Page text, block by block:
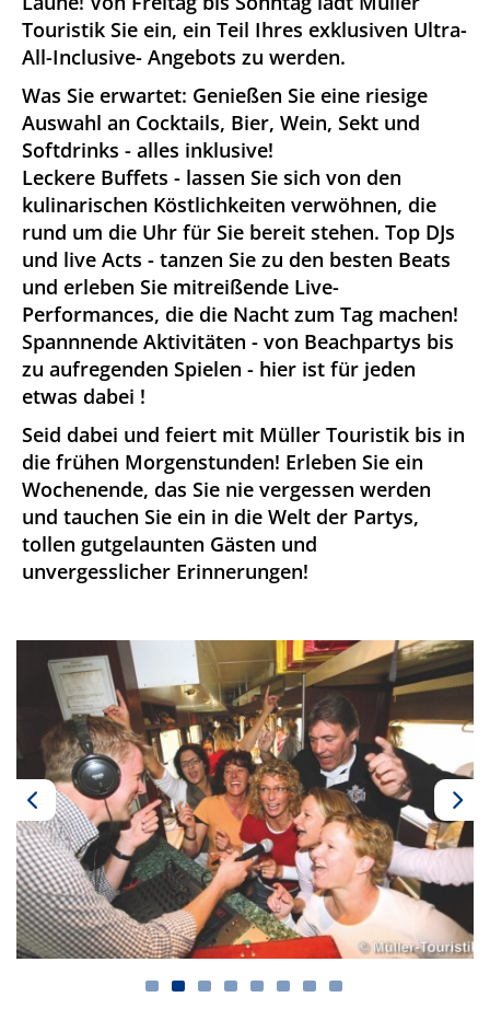
Touristik Sie ein, ein Teil Ihres exklusiven Ultra-
All-Inclusive- Angebots zu werden.
Was Sie erwartet: Genießen Sie eine riesige
Auswahl an Cocktails, Bier, Wein, Sekt und
Softdrinks - alles inklusive!
Leckere Buffets - lassen Sie sich von den
kulinarischen Köstlichkeiten verwöhnen, die
rund um die Uhr für Sie bereit stehen. Top DJs
und live Acts - tanzen Sie zu den besten Beats
und erleben Sie mitreißende Live-
Performances, die die Nacht zum Tag machen!
Spannnende Aktivitäten - von Beachpartys bis
zu aufregenden Spielen - hier ist für jeden
etwas dabei !
Seid dabei und feiert mit Müller Touristik bis in
die frühen Morgenstunden! Erleben Sie ein
Wochenende, das Sie nie vergessen werden
und tauchen Sie ein in die Welt der Partys,
tollen gutgelaunten Gästen und
unvergesslicher Erinnerungen!